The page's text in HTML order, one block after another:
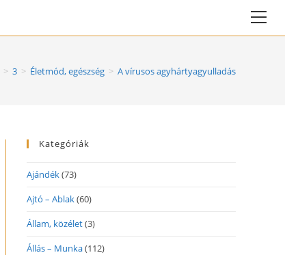
> 3 > Életmód, egészség > A vírusos agyhártyagyulladás
Kategóriák
Ajándék(73)
Ajtó – Ablak(60)
Állam, közélet(3)
Állás – Munka(112)